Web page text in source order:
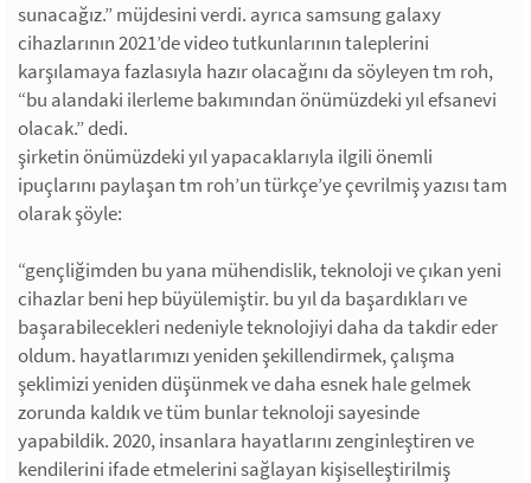
sunacağız.” müjdesini verdi. ayrıca samsung galaxy
cihazlarının 2021’de video tutkunlarının taleplerini
karşılamaya fazlasıyla hazır olacağını da söyleyen tm roh,
“bu alandaki ilerleme bakımından önümüzdeki yıl efsanevi
olacak.” dedi.
şirketin önümüzdeki yıl yapacaklarıyla ilgili önemli
ipuçlarını paylaşan tm roh’un türkçe’ye çevrilmiş yazısı tam
olarak şöyle:
“gençliğimden bu yana mühendislik, teknoloji ve çıkan yeni
cihazlar beni hep büyülemiştir. bu yıl da başardıkları ve
başarabilecekleri nedeniyle teknolojiyi daha da takdir eder
oldum. hayatlarımızı yeniden şekillendirmek, çalışma
şeklimizi yeniden düşünmek ve daha esnek hale gelmek
zorunda kaldık ve tüm bunlar teknoloji sayesinde
yapabildik. 2020, insanlara hayatlarını zenginleştiren ve
kendilerini ifade etmelerini sağlayan kişiselleştirilmiş